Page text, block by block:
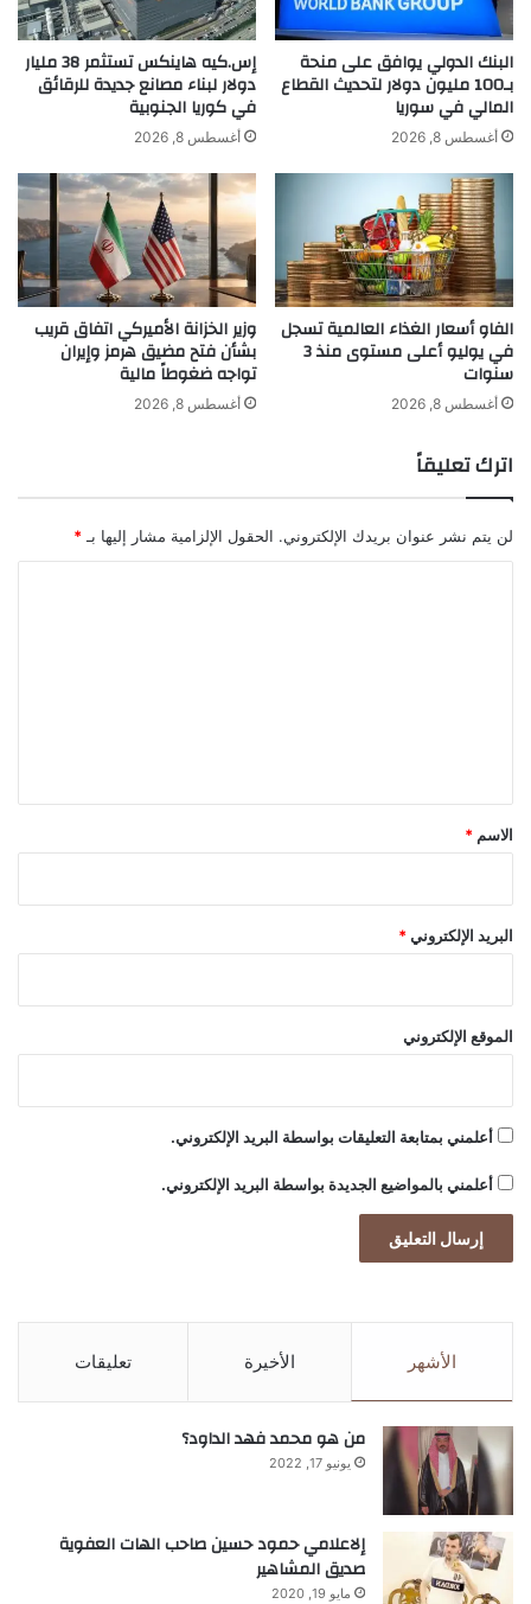
khabar3ajeldubai.com — ساهر منذر يتخطى الــ ٢ مليون
مُشاهدة ومُتابعة فـ مُحب
الــ ساهر منذر يتخطى
البنك الدولي يوافق على منحة
بـ100 مليون دولار لتحديث القطاع
المالي في سوريا
أغسطس 8, 2026
إس.كيه هاينكس تستثمر 38 مليار
دولار لبناء مصانع جديدة للرقائق
في كوريا الجنوبية
أغسطس 8, 2026
الفاو أسعار الغذاء العالمية تسجل
في يوليو أعلى مستوى منذ 3
سنوات
أغسطس 8, 2026
وزير الخزانة الأميركي اتفاق قريب
بشأن فتح مضيق هرمز وإيران
تواجه ضغوطاً مالية
أغسطس 8, 2026
اترك تعليقاً
لن يتم نشر عنوان بريدك الإلكتروني. الحقول الإلزامية مشار إليها بـ *
*
الاسم *
البريد الإلكتروني*
الموقع الإلكتروني
أعلمني بمتابعة التعليقات بواسطة البريد الإلكتروني.
أعلمني بالمواضيع الجديدة بواسطة البريد الإلكتروني.
الأشهر الأخيرة تعليقات
من هو محمد فهد الداود؟
يونيو 17, 2022
إلاعلامي حمود حسين صاحب الهات العفوية
صديق المشاهير
مايو 19, 2020